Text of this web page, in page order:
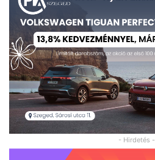
- Hirdetés -